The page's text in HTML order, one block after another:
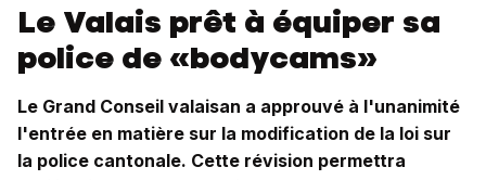
Le Valais prêt à équiper sa
police de «bodycams»
Le Grand Conseil valaisan a approuvé à l'unanimité
l'entrée en matière sur la modification de la loi sur
la police cantonale. Cette révision permettra